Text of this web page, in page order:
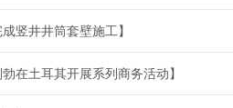
竖井井筒套壁施工】
在土耳其开展系列商务活动】